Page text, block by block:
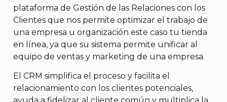
plataforma de Gestión de las Relaciones con los
Clientes que nos permite optimizar el trabajo de
una empresa u organización este caso tu tienda
en línea, ya que su sistema permite unificar al
equipo de ventas y marketing de una empresa.
El CRM simplifica el proceso y facilita el
relacionamiento con los clientes potenciales,